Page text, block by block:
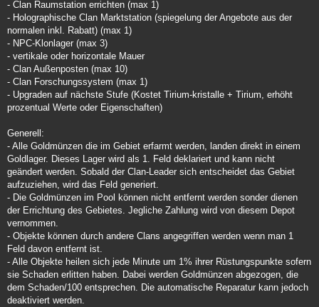
- Clan Raumstation errichten (max 1)
- Holographische Clan Marktstation (spiegelung der Angebote aus der
normalen inkl. Rabatt) (max 1)
- NPC-Klonlager (max 3)
- vertikale oder horizontale Mauer
- Clan Außenposten (max 10)
- Clan Forschungssystem (max 1)
- Upgraden auf nächste Stufe (Kostet Tirium-kristalle + Tirium, erhöht
prozentual Werte oder Eigenschaften)
Generell:
- Alle Goldmünzen die im Gebiet erfarmt werden, landen direkt in einem
Goldlager. Dieses Lager wird als 1. Feld deklariert und kann nicht
geändert werden. Sobald der Clan-Leader sich entscheidet das Gebiet
aufzuziehen, wird das Feld generiert.
- Die Goldmünzen im Pool können nicht entfernt werden sonder dienen
der Errichtung des Gebietes. Jegliche Zahlung wird von diesem Depot
vernommen.
- Objekte können durch andere Clans angegriffen werden wenn man 1
Feld davon entfernt ist.
- Alle Objekte heilen sich jede Minute um 1% ihrer Rüstungspunkte sofern
sie Schaden erlitten haben. Dabei werden Goldmünzen abgezogen, die
dem Schaden/100 entsprechen. Die automatische Reparatur kann jedoch
deaktiviert werden.